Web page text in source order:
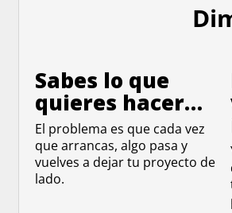
Sabes lo que
quieres hacer…
El problema es que cada vez
que arrancas, algo pasa y
vuelves a dejar tu proyecto de
lado.